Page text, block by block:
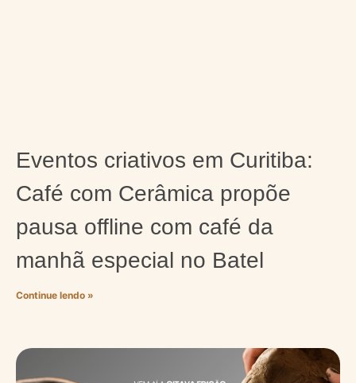
Eventos criativos em Curitiba:
Café com Cerâmica propõe
pausa offline com café da
manhã especial no Batel
Continue lendo »